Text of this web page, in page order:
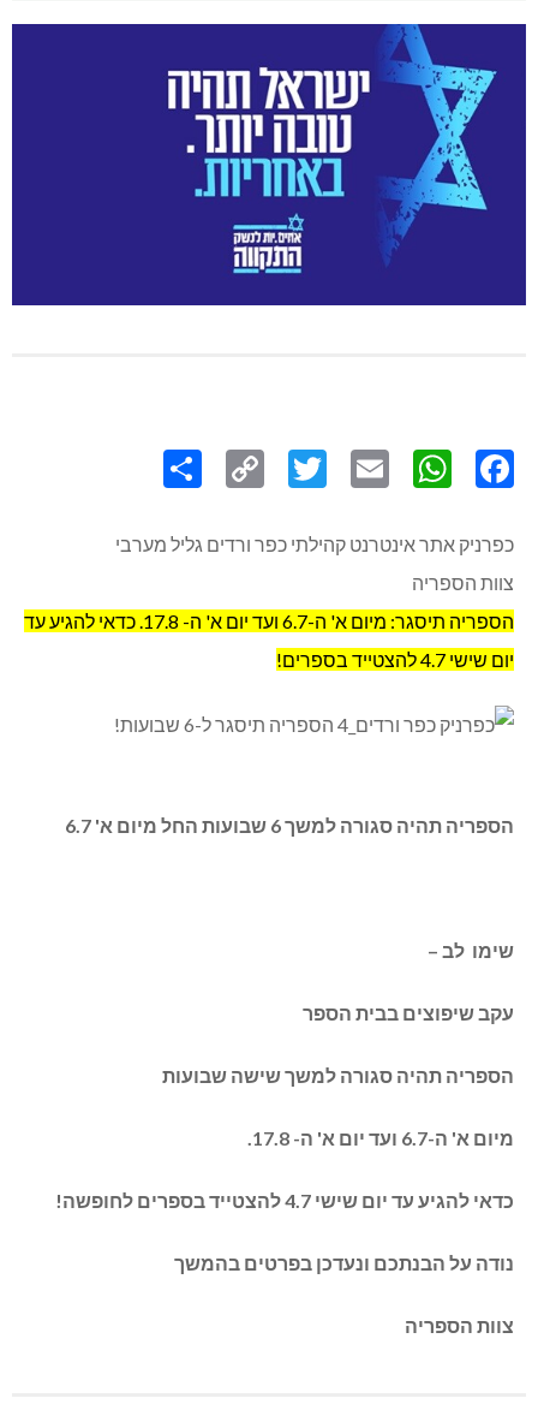
Link
כפרניק אתר אינטרנט קהילתי כפר ורדים גליל מערבי
צוות הספריה
הספריה תיסגר: מיום א' ה-6.7 ועד יום א' ה- 17.8. כדאי להגיע עד
יום שישי 4.7 להצטייד בספרים!
הספריה תהיה סגורה למשך 6 שבועות החל מיום א' 6.7
שימו לב –
עקב שיפוצים בבית הספר
הספריה תהיה סגורה למשך שישה שבועות
מיום א' ה-6.7 ועד יום א' ה- 17.8.
כדאי להגיע עד יום שישי 4.7 להצטייד בספרים לחופשה!
נודה על הבנתכם ונעדכן בפרטים בהמשך
צוות הספריה